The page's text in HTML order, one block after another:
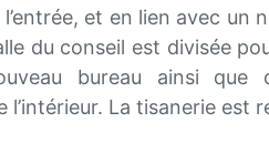
et en lien avec un
du conseil est divisée
bureau ainsi que
l’intérieur. La tisanerie est